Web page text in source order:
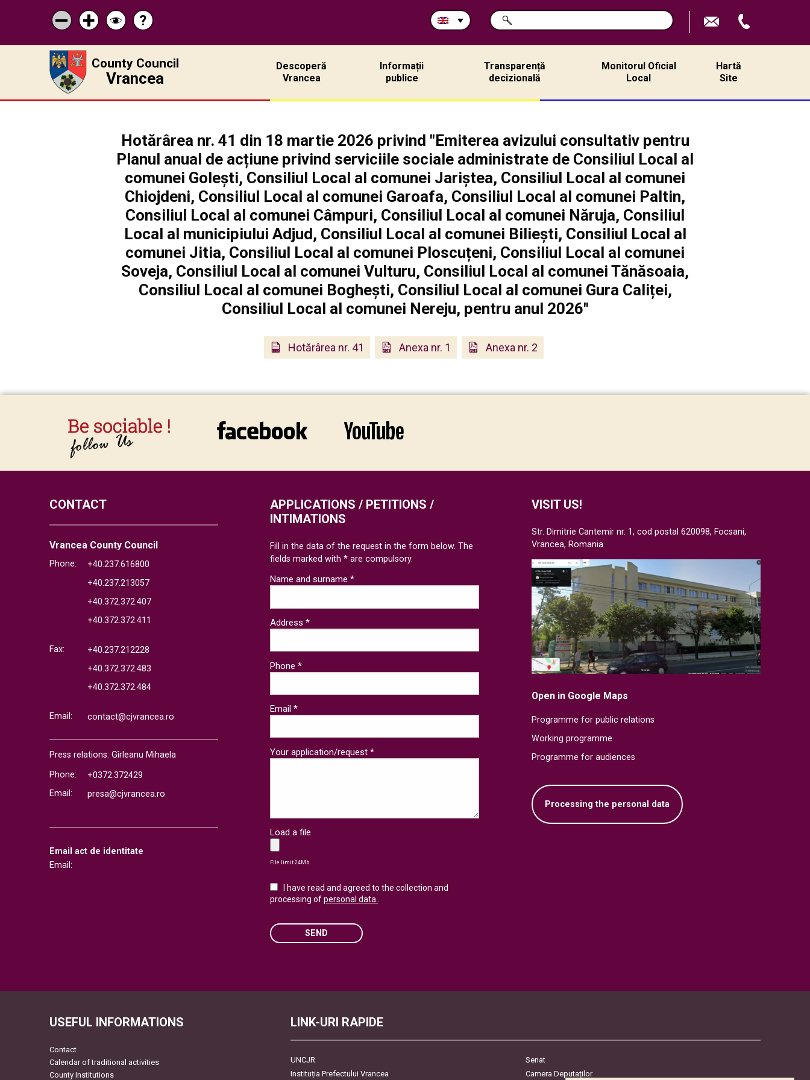
Micșorează
scrisul
Mărește
scrisul
Schimbă
contrastul
Help
?
Search
in
SEARCH
County Council
Vrancea
Descoperă
Vrancea
Informații
publice
Transparență
decizională
Monitorul Oficial
Local
Hartă
Site
Hotărârea nr. 41 din 18 martie 2026 privind "Emiterea avizului consultativ pentru
Planul anual de acțiune privind serviciile sociale administrate de Consiliul Local al
comunei Golești, Consiliul Local al comunei Jariștea, Consiliul Local al comunei
Chiojdeni, Consiliul Local al comunei Garoafa, Consiliul Local al comunei Paltin,
Consiliul Local al comunei Câmpuri, Consiliul Local al comunei Năruja, Consiliul
Local al municipiului Adjud, Consiliul Local al comunei Biliești, Consiliul Local al
comunei Jitia, Consiliul Local al comunei Ploscuțeni, Consiliul Local al comunei
Soveja, Consiliul Local al comunei Vulturu, Consiliul Local al comunei Tănăsoaia,
Consiliul Local al comunei Boghești, Consiliul Local al comunei Gura Caliței,
Consiliul Local al comunei Nereju, pentru anul 2026"
Hotărârea nr. 41 Anexa nr. 1 Anexa nr. 2
CONTACT
Vrancea County Council
Phone:
+40.237.616800
+40.237.213057
+40.372.372.407
+40.372.372.411
Fax:
+40.237.212228
+40.372.372.483
+40.372.372.484
Email: contact@cjvrancea.ro
Press relations: Gîrleanu Mihaela
Phone:
+0372.372429
Email:
presa@cjvrancea.ro
Email act de identitate
Email:
VISIT US!
Str. Dimitrie Cantemir nr. 1, cod postal 620098, Focsani,
Vrancea, Romania
Open in Google Maps
Programme for public relations
Working programme
Programme for audiences
Processing the personal data
APPLICATIONS / PETITIONS /
INTIMATIONS
Fill in the data of the request in the form below. The
fields marked with * are compulsory.
Name and surname *
Address *
Phone *
Email *
Your application/request *
Load a file
File limit 24Mb
I have read and agreed to the collection and
processing ofpersonal data..
SEND
USEFUL INFORMATIONS
Contact
Calendar of traditional activities
County Institutions
LINK-URI RAPIDE
UNCJR
Senat
Instituția Prefectului Vrancea
Camera Deputaților